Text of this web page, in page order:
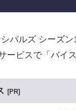
パルズ シーズ
ービスで「バイ
PR